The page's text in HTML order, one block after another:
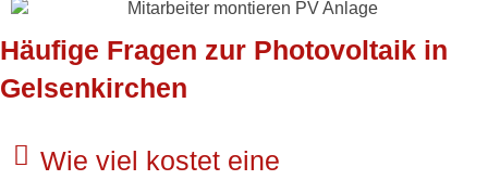
Häufige Fragen zur Photovoltaik in
Gelsenkirchen
Wie viel kostet eine